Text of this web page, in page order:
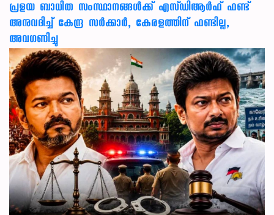
പ്രളയ ബാധിത സംസ്ഥാനങ്ങൾക്ക് എസ്ഡിആർഫ് ഫണ്ട്
അനുവദിച്ച് കേന്ദ്ര സര്‍ക്കാര്‍, കേരളത്തിന് ഫണ്ടില്ല,
അവഗണിച്ചു